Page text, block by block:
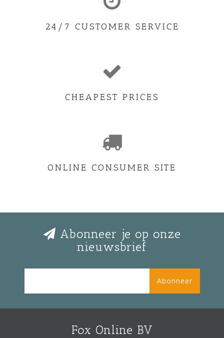
24/7 CUSTOMER SERVICE
CHEAPEST PRICES
ONLINE CONSUMER SITE
Abonneer je op onze
nieuwsbrief
Abonneer
Fox Online BV